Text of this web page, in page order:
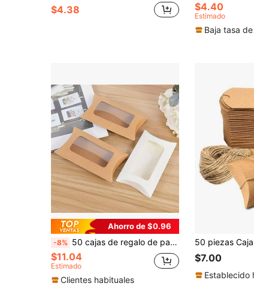
$4.38 $4.40
Estimado
Baja tasa
Ahorro de $0.96
-8% 50 cajas de regalo de papel kraft con ventana, adecuadas para caramelos, joyas, fiestas, bodas, cumpleaños, Navidad, Halloween (negro, blanco, marrón)
$11.04
Estimado
Clientes habituales
$7.00
Establecido